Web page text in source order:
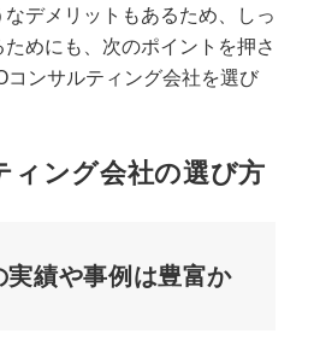
デメリットもあるため、しっ
めにも、次のポイントを押さ
コンサルティング会社を選び
ィング会社の選び方
実績や事例は豊富か